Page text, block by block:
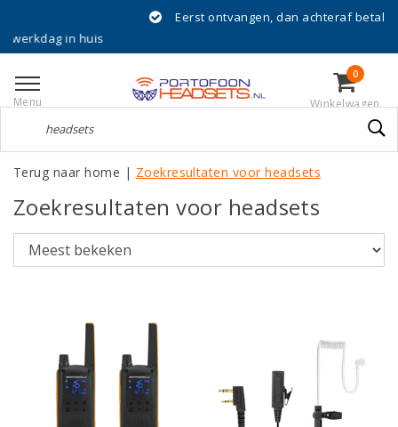
Eerst ontvangen, dan achteraf betalen met Klarna!
Menu
0
Winkelwagen
Terug naar home | Zoekresultaten voor headsets
Zoekresultaten voor headsets